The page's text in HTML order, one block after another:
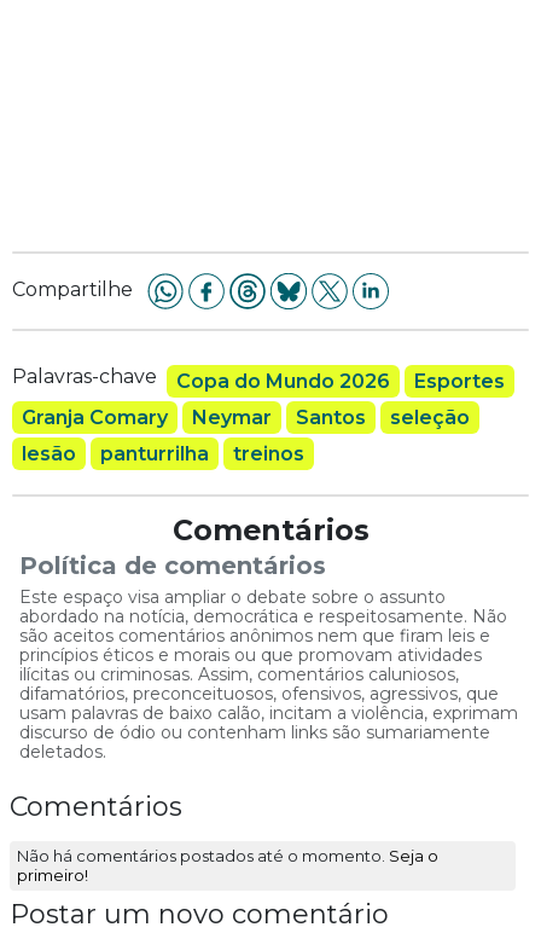
Compartilhe
Palavras-chave Copa do Mundo 2026
Esportes
Granja Comary
Neymar Santos
seleção
lesão
panturrilha treinos
Comentários
Política de comentários
Este espaço visa ampliar o debate sobre o assunto
abordado na notícia, democrática e respeitosamente. Não
são aceitos comentários anônimos nem que firam leis e
princípios éticos e morais ou que promovam atividades
ilícitas ou criminosas. Assim, comentários caluniosos,
difamatórios, preconceituosos, ofensivos, agressivos, que
usam palavras de baixo calão, incitam a violência, exprimam
discurso de ódio ou contenham links são sumariamente
deletados.
Comentários
Não há comentários postados até o momento. Seja o
primeiro!
Postar um novo comentário